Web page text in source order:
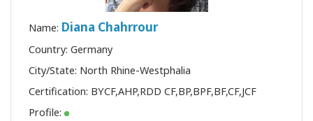
Name: Diana Chahrrour
Country: Germany
City/State: North Rhine-Westphalia
Certification: BYCF,AHP,RDD CF,BP,BPF,BF,CF,JCF
Profile: